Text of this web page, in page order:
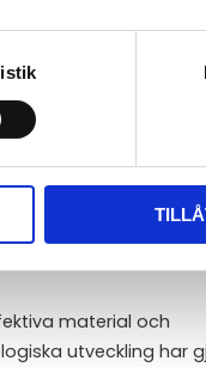
hälsa negativt. I en
mot att minska
Avancerade
drivna rumsgivare
material och
utveckling har